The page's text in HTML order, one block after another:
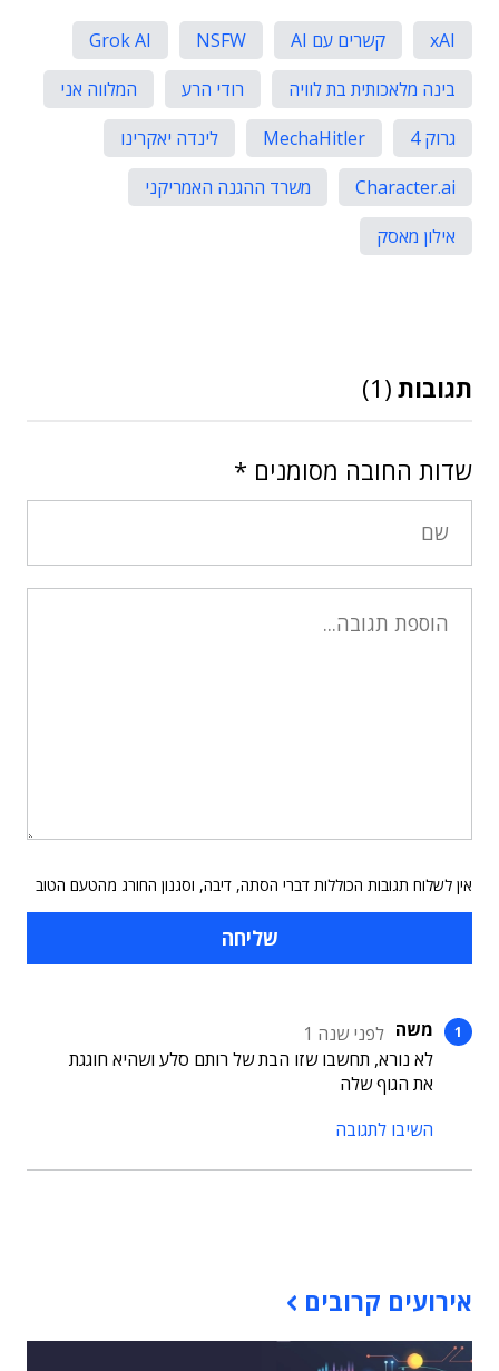
xAI קשרים עם AI NSFW
Grok AI
בינה מלאכותית בת לוויה
רודי הרע
המלווה אני
גרוק 4
MechaHitler
לינדה יאקרינו
Character.ai
משרד ההגנה האמריקני
אילון מאסק
תגובות (1)
שדות החובה מסומנים *
אין לשלוח תגובות הכוללות דברי הסתה, דיבה, וסגנון החורג מהטעם הטוב
משה לפני שנה 1
לא נורא, תחשבו שזו הבת של רותם סלע ושהיא חוגגת
את הגוף שלה
השיבו לתגובה
אירועים קרובים